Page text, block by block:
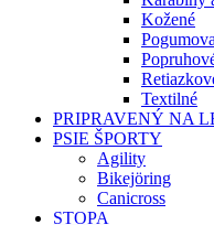
Kožené
Textilné
PRIPRAVENÝ NA
PSIE ŠPORTY
Agility
Bikejöring
Canicross
STOPA